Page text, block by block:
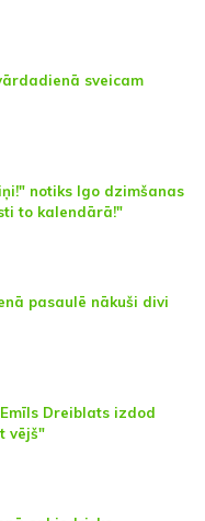
sveicam
notiks Igo dzimšanas
to kalendārā!"
pasaulē nākuši divi
Dreiblats izdod
vējš"